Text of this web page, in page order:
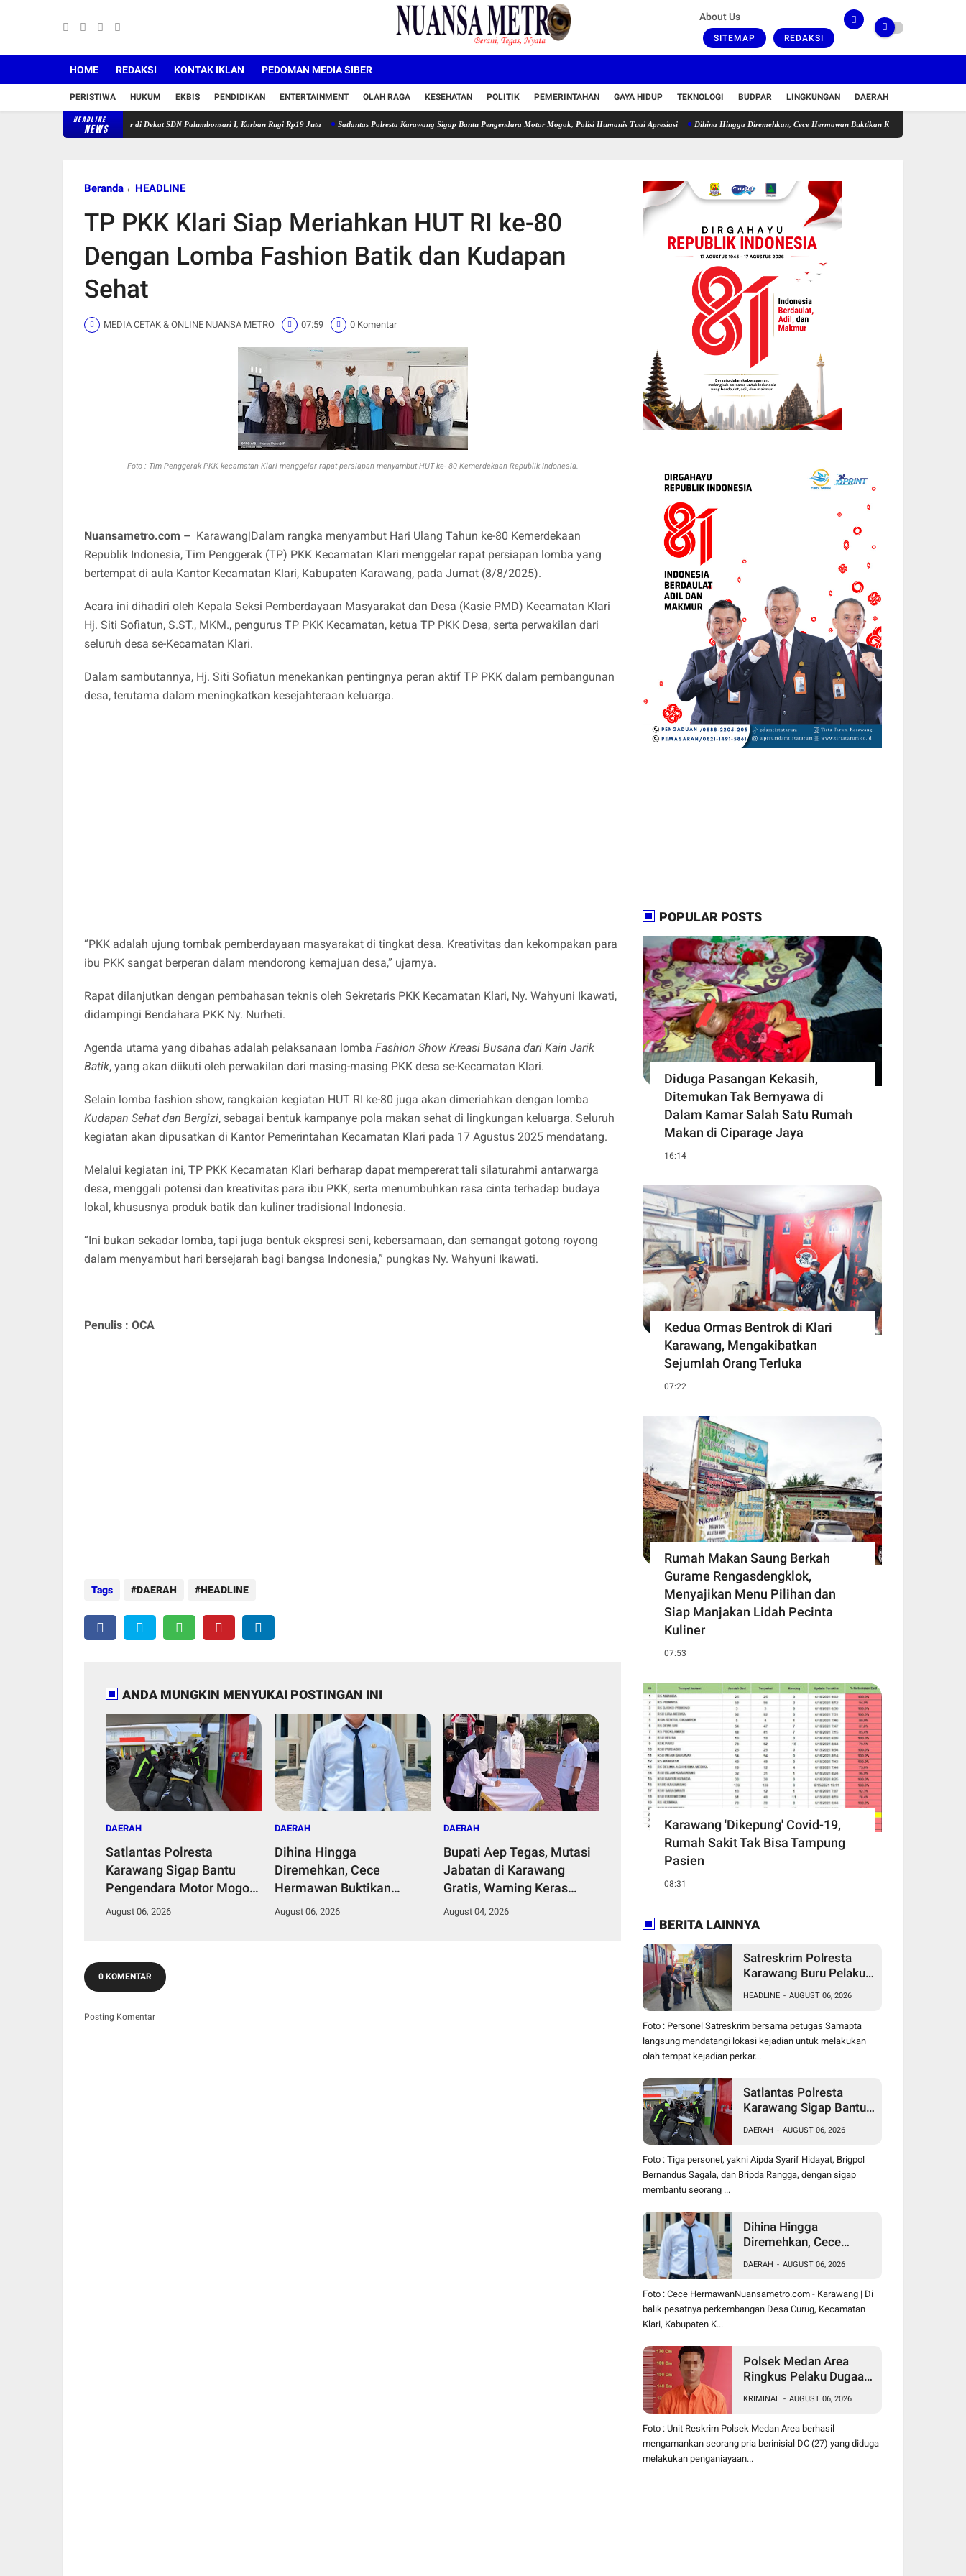
About Us
SITEMAP REDAKSI
HOME REDAKSI KONTAK IKLAN PEDOMAN MEDIA SIBER
PERISTIWA HUKUM EKBIS PENDIDIKAN ENTERTAINMENT OLAH RAGA KESEHATAN POLITIK PEMERINTAHAN GAYA HIDUP TEKNOLOGI BUDPAR LINGKUNGAN DAERAH
HEADLINE
NEWS
Buru Pelaku Curanmor di Dekat SDN Palumbonsari I, Korban Rugi Rp19 Juta Satlantas Polresta Karawang Sigap Bantu Pengendara Motor Mogok, Polisi Humanis Tuai Apresiasi Dihina Hingga Diremehkan, Cece Hermawan Buktikan Kepemimpinan Humanis Bangun
Beranda HEADLINE
TP PKK Klari Siap Meriahkan HUT RI ke-80
Dengan Lomba Fashion Batik dan Kudapan
Sehat
MEDIA CETAK & ONLINE NUANSA METRO 07:59 0 Komentar
Foto : Tim Penggerak PKK kecamatan Klari menggelar rapat persiapan menyambut HUT ke- 80 Kemerdekaan Republik Indonesia.
Nuansametro.com – Karawang|Dalam rangka menyambut Hari Ulang Tahun ke-80 Kemerdekaan
Republik Indonesia, Tim Penggerak (TP) PKK Kecamatan Klari menggelar rapat persiapan lomba yang
bertempat di aula Kantor Kecamatan Klari, Kabupaten Karawang, pada Jumat (8/8/2025).
Acara ini dihadiri oleh Kepala Seksi Pemberdayaan Masyarakat dan Desa (Kasie PMD) Kecamatan Klari
Hj. Siti Sofiatun, S.ST., MKM., pengurus TP PKK Kecamatan, ketua TP PKK Desa, serta perwakilan dari
seluruh desa se-Kecamatan Klari.
Dalam sambutannya, Hj. Siti Sofiatun menekankan pentingnya peran aktif TP PKK dalam pembangunan
desa, terutama dalam meningkatkan kesejahteraan keluarga.
“PKK adalah ujung tombak pemberdayaan masyarakat di tingkat desa. Kreativitas dan kekompakan para
ibu PKK sangat berperan dalam mendorong kemajuan desa,” ujarnya.
Rapat dilanjutkan dengan pembahasan teknis oleh Sekretaris PKK Kecamatan Klari, Ny. Wahyuni Ikawati,
didampingi Bendahara PKK Ny. Nurheti.
Agenda utama yang dibahas adalah pelaksanaan lomba Fashion Show Kreasi Busana dari Kain Jarik
Batik, yang akan diikuti oleh perwakilan dari masing-masing PKK desa se-Kecamatan Klari.
Selain lomba fashion show, rangkaian kegiatan HUT RI ke-80 juga akan dimeriahkan dengan lomba
Kudapan Sehat dan Bergizi, sebagai bentuk kampanye pola makan sehat di lingkungan keluarga. Seluruh
kegiatan akan dipusatkan di Kantor Pemerintahan Kecamatan Klari pada 17 Agustus 2025 mendatang.
Melalui kegiatan ini, TP PKK Kecamatan Klari berharap dapat mempererat tali silaturahmi antarwarga
desa, menggali potensi dan kreativitas para ibu PKK, serta menumbuhkan rasa cinta terhadap budaya
lokal, khususnya produk batik dan kuliner tradisional Indonesia.
“Ini bukan sekadar lomba, tapi juga bentuk ekspresi seni, kebersamaan, dan semangat gotong royong
dalam menyambut hari bersejarah bagi bangsa Indonesia,” pungkas Ny. Wahyuni Ikawati.
Penulis : OCA
Tags DAERAH HEADLINE
ANDA MUNGKIN MENYUKAI POSTINGAN INI
DAERAH
Satlantas Polresta
Karawang Sigap Bantu
Pengendara Motor Mogok,
Polisi Humanis Tuai
August 06, 2026
DAERAH
Dihina Hingga
Diremehkan, Cece
Hermawan Buktikan
Kepemimpinan Humanis
August 06, 2026
DAERAH
Bupati Aep Tegas, Mutasi
Jabatan di Karawang
Gratis, Warning Keras
Oknum Pungli dan Jual
August 04, 2026
0 KOMENTAR
Posting Komentar
POPULAR POSTS
Diduga Pasangan Kekasih,
Ditemukan Tak Bernyawa di
Dalam Kamar Salah Satu Rumah
Makan di Ciparage Jaya
16:14
Kedua Ormas Bentrok di Klari
Karawang, Mengakibatkan
Sejumlah Orang Terluka
07:22
Rumah Makan Saung Berkah
Gurame Rengasdengklok,
Menyajikan Menu Pilihan dan
Siap Manjakan Lidah Pecinta
Kuliner
07:53
Karawang 'Dikepung' Covid-19,
Rumah Sakit Tak Bisa Tampung
Pasien
08:31
BERITA LAINNYA
Satreskrim Polresta
Karawang Buru Pelaku
Palumbonsari I, Korban
Rugi Rp19 Juta
HEADLINE - AUGUST 06, 2026
Foto : Personel Satreskrim bersama petugas Samapta
langsung mendatangi lokasi kejadian untuk melakukan
olah tempat kejadian perkar...
Satlantas Polresta
Karawang Sigap Bantu
Mogok, Polisi Humanis
Tuai Apresiasi
DAERAH - AUGUST 06, 2026
Foto : Tiga personel, yakni Aipda Syarif Hidayat, Brigpol
Bernandus Sagala, dan Bripda Rangga, dengan sigap
membantu seorang ...
Dihina Hingga
Diremehkan, Cece
Kepemimpinan
Humanis Bangun Desa
Curug
DAERAH - AUGUST 06, 2026
Foto : Cece HermawanNuansametro.com - Karawang | Di
balik pesatnya perkembangan Desa Curug, Kecamatan
Klari, Kabupaten K...
Polsek Medan Area
Ringkus Pelaku Dugaan
Depan SPBU Jalan
Denai, Korban Alami
Luka Memar
KRIMINAL - AUGUST 06, 2026
Foto : Unit Reskrim Polsek Medan Area berhasil
mengamankan seorang pria berinisial DC (27) yang diduga
melakukan penganiayaan...